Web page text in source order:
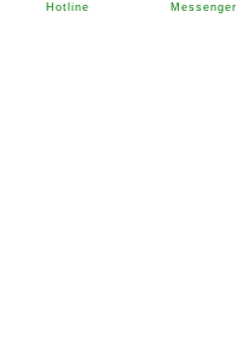
Hotline Messenger